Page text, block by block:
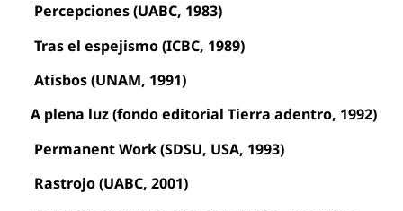
Percepciones (UABC, 1983)
Tras el espejismo (ICBC, 1989)
Atisbos (UNAM, 1991)
A plena luz (fondo editorial Tierra adentro, 1992)
Permanent Work (SDSU, USA, 1993)
Rastrojo (UABC, 2001)